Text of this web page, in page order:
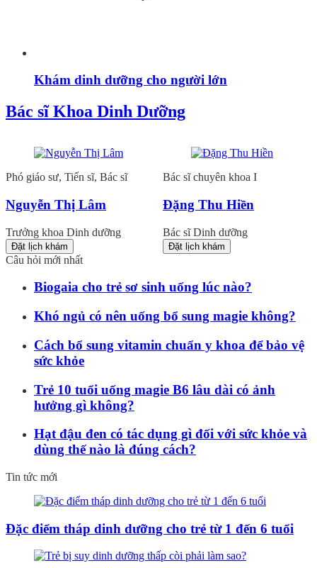
Khám dinh dưỡng cho người lớn
Bác sĩ Khoa Dinh Dưỡng
Phó giáo sư, Tiến sĩ, Bác sĩ
Nguyễn Thị Lâm
Trưởng khoa Dinh dưỡng
Đặt lịch khám
Bác sĩ chuyên khoa I
Đặng Thu Hiền
Bác sĩ Dinh dưỡng
Đặt lịch khám
Câu hỏi mới nhất
Biogaia cho trẻ sơ sinh uống lúc nào?
Khó ngủ có nên uống bổ sung magie không?
Cách bổ sung vitamin chuẩn y khoa để bảo vệ
sức khỏe
Trẻ 10 tuổi uống magie B6 lâu dài có ảnh
hưởng gì không?
Hạt đậu đen có tác dụng gì đối với sức khỏe và
dùng thế nào là đúng cách?
Tin tức mới
Đặc điểm tháp dinh dưỡng cho trẻ từ 1 đến 6 tuổi